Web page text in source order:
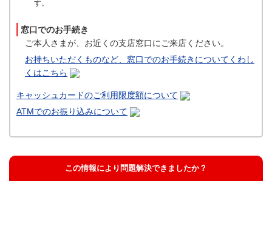
す。
窓口でのお手続き
ご本人さまが、お近くの支店窓口にご来店ください。
お持ちいただくものなど、窓口でのお手続きについてくわし
くはこちら
キャッシュカードのご利用限度額について
ATMでのお振り込みについて
この情報により問題解決できましたか？